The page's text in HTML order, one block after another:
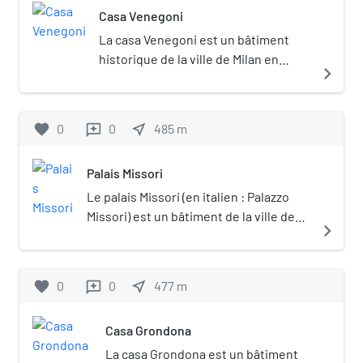
l'annexe de l'oratoire, la
Madonna fra San Michele e San
Pietro, une œuvre du XVIe
Pistoia.
Casa Venegoni
La casa Venegoni est un bâtiment
historique de la ville de Milan en
navigate_next
favorite 0 reviews 0 near_me 485 m
Palais Missori
Le palais Missori (en italien : Palazzo
Missori) est un bâtiment de la ville de
navigate_next
favorite 0 reviews 0 near_me 477 m
Casa Grondona
La casa Grondona est un bâtiment